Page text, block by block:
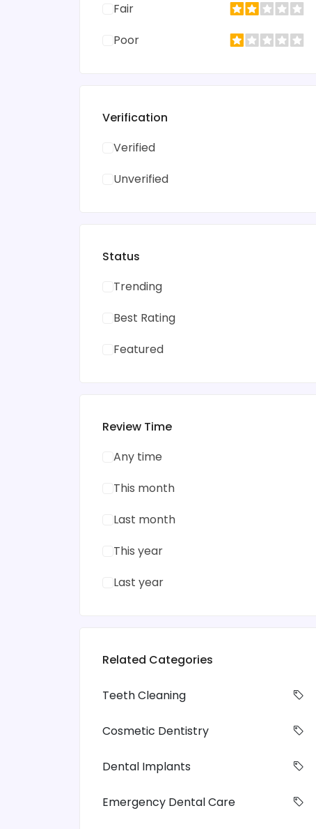
Fair
Poor
Verification
Verified
Unverified
Status
Trending
Best Rating
Featured
Review Time
Any time
This month
Last month
This year
Last year
Related Categories
Teeth Cleaning
Cosmetic Dentistry
Dental Implants
Emergency Dental Care